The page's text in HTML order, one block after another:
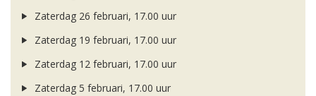
Zaterdag 26 februari, 17.00 uur
Zaterdag 19 februari, 17.00 uur
Zaterdag 12 februari, 17.00 uur
Zaterdag 5 februari, 17.00 uur